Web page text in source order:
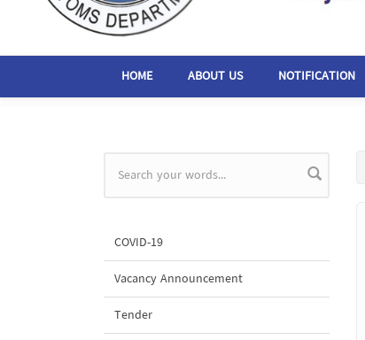
HOME ABOUT US NOTIFICATION
Search form
COVID-19
Vacancy Announcement
Tender